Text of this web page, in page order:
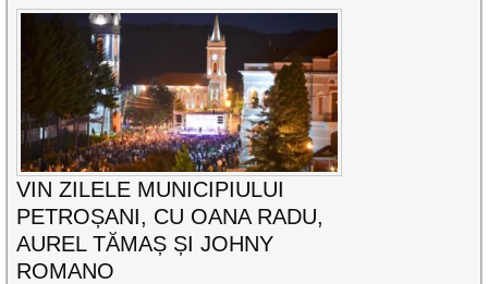
VIN ZILELE MUNICIPIULUI
PETROȘANI, CU OANA RADU,
AUREL TĂMAȘ ȘI JOHNY
ROMANO